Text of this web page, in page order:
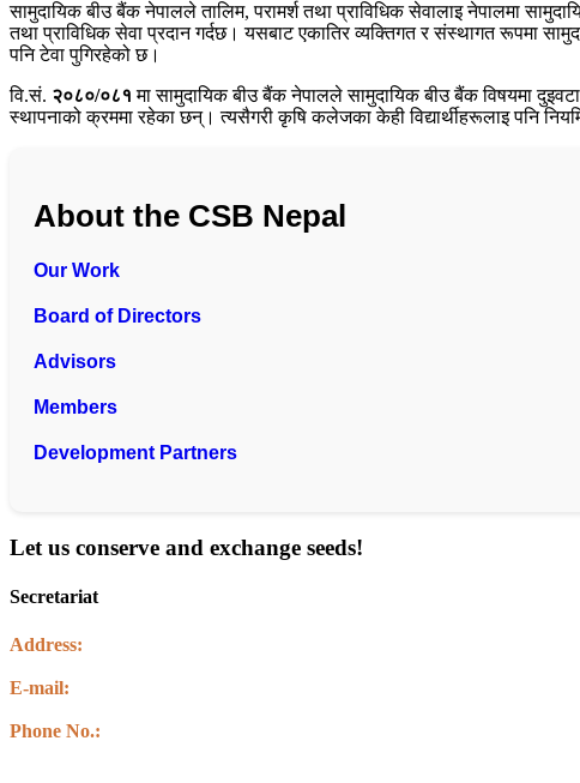
सामुदायिक बीउ बैंक नेपालले तालिम, परामर्श तथा प्राविधिक सेवालाइ नेपालमा
तथा प्राविधिक सेवा प्रदान गर्दछ। यसबाट एकातिर व्यक्तिगत र संस्थागत रूपमा
पनि टेवा पुगिरहेको छ।
वि.सं. २०८०/०८१ मा सामुदायिक बीउ बैंक नेपालले सामुदायिक बीउ बैंक विषयमा
स्थापनाको क्रममा रहेका छन्। त्यसैगरी कृषि कलेजका केही विद्यार्थीहरूलाइ पनि
About the CSB Nepal
Our Work
Board of Directors
Advisors
Members
Development Partners
Let us conserve and exchange seeds!
Secretariat
Address:
E-mail:
Phone No.: